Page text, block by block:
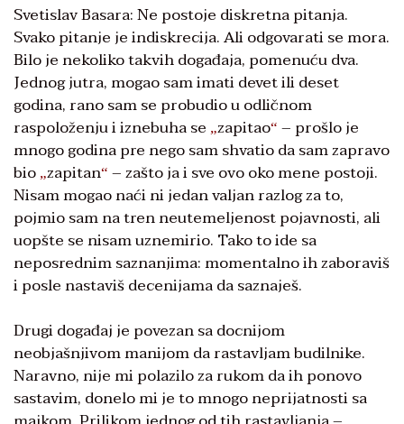
Svetislav Basara: Ne postoje diskretna pitanja.
Svako pitanje je indiskrecija. Ali odgovarati se mora.
Bilo je nekoliko takvih događaja, pomenuću dva.
Jednog jutra, mogao sam imati devet ili deset
godina, rano sam se probudio u odličnom
raspoloženju i iznebuha se „zapitao“ – prošlo je
mnogo godina pre nego sam shvatio da sam zapravo
bio „zapitan“ – zašto ja i sve ovo oko mene postoji.
Nisam mogao naći ni jedan valjan razlog za to,
pojmio sam na tren neutemeljenost pojavnosti, ali
uopšte se nisam uznemirio. Tako to ide sa
neposrednim saznanjima: momentalno ih zaboraviš
i posle nastaviš decenijama da saznaješ.
Drugi događaj je povezan sa docnijom
neobjašnjivom manijom da rastavljam budilnike.
Naravno, nije mi polazilo za rukom da ih ponovo
sastavim, donelo mi je to mnogo neprijatnosti sa